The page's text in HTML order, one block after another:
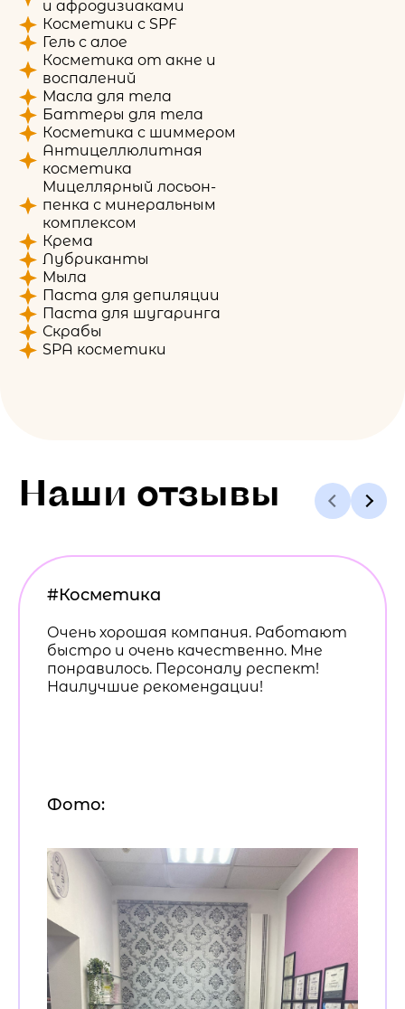
и афродизиаками
Косметики с SPF
Гель с алое
Косметика от акне и
воспалений
Масла для тела
Баттеры для тела
Косметика с шиммером
Антицеллюлитная
косметика
Мицеллярный лосьон-
пенка с минеральным
комплексом
Крема
Лубриканты
Мыла
Паста для депиляции
Паста для шугаринга
Скрабы
SPA косметики
Наши отзывы
#Косметика
Очень хорошая компания. Работают
быстро и очень качественно. Мне
понравилось. Персоналу респект!
Наилучшие рекомендации!
Фото: